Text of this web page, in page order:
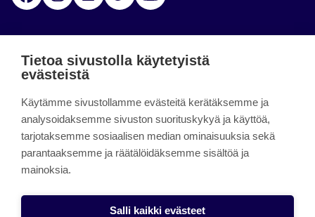
päättynyt 11.9.2023.
About the site
Käyttöehdot
Tietoa sivustolla käytetyistä
evästeistä
Käytämme sivustollamme evästeitä kerätäksemme ja
analysoidaksemme sivuston suorituskykyä ja käyttöä,
tarjotaksemme sosiaalisen median ominaisuuksia sekä
parantaaksemme ja räätälöidäksemme sisältöä ja
mainoksia.
Salli kaikki evästeet